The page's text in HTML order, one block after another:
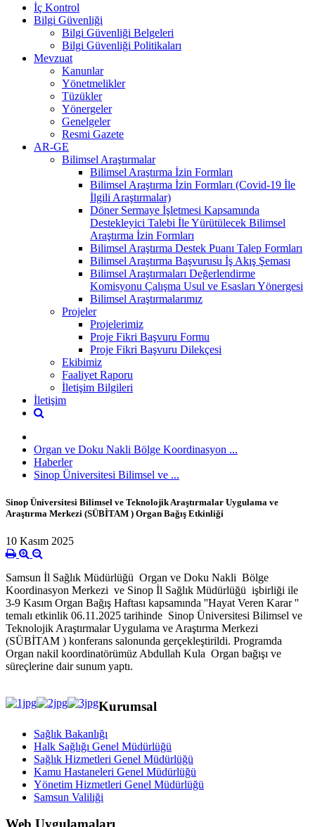
İç Kontrol
Bilgi Güvenliği
Bilgi Güvenliği Belgeleri
Bilgi Güvenliği Politikaları
Mevzuat
Kanunlar
Yönetmelikler
Tüzükler
Yönergeler
Genelgeler
Resmi Gazete
AR-GE
Bilimsel Araştırmalar
Bilimsel Araştırma İzin Formları
Bilimsel Araştırma İzin Formları (Covid-19 İle
İlgili Araştırmalar)
Döner Sermaye İşletmesi Kapsamında
Destekleyici Talebi İle Yürütülecek Bilimsel
Araştırma İzin Formları
Bilimsel Araştırma Destek Puanı Talep Formları
Bilimsel Araştırma Başvurusu İş Akış Şeması
Bilimsel Araştırmaları Değerlendirme
Komisyonu Çalışma Usul ve Esasları Yönergesi
Bilimsel Araştırmalarımız
Projeler
Projelerimiz
Proje Fikri Başvuru Formu
Proje Fikri Başvuru Dilekçesi
Ekibimiz
Faaliyet Raporu
İletişim Bilgileri
İletişim
Organ ve Doku Nakli Bölge Koordinasyon ...
Haberler
Sinop Üniversitesi Bilimsel ve ...
Sinop Üniversitesi Bilimsel ve Teknolojik Araştırmalar Uygulama ve
Araştırma Merkezi (SÜBİTAM ) Organ Bağış Etkinliği
10 Kasım 2025
Samsun İl Sağlık Müdürlüğü Organ ve Doku Nakli Bölge
Koordinasyon Merkezi ve Sinop İl Sağlık Müdürlüğü işbirliği ile
3-9 Kasım Organ Bağış Haftası kapsamında ''Hayat Veren Karar ''
temalı etkinlik 06.11.2025 tarihinde Sinop Üniversitesi Bilimsel ve
Teknolojik Araştırmalar Uygulama ve Araştırma Merkezi
(SÜBİTAM ) konferans salonunda gerçekleştirildi. Programda
Organ nakil koordinatörümüz Abdullah Kula Organ bağışı ve
süreçlerine dair sunum yaptı.
Kurumsal
Sağlık Bakanlığı
Halk Sağlığı Genel Müdürlüğü
Sağlık Hizmetleri Genel Müdürlüğü
Kamu Hastaneleri Genel Müdürlüğü
Yönetim Hizmetleri Genel Müdürlüğü
Samsun Valiliği
Web Uygulamaları